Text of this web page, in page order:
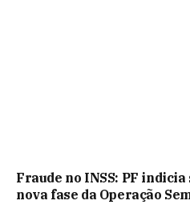
Fraude no INSS: PF
nova fase da Operação